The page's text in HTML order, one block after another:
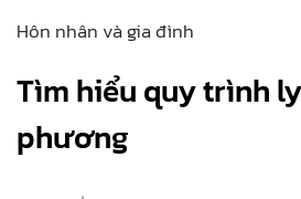
Hôn nhân và gia đình
Tìm hiểu quy trình
phương